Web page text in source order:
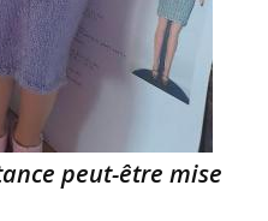
peut-être mise